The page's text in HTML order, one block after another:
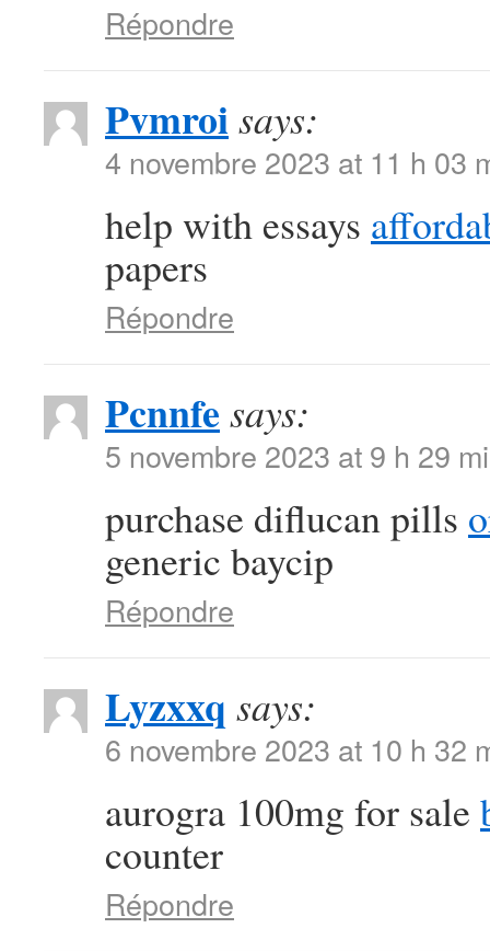
Répondre
Pvmroisays:
4 novembre 2023 at 11 h 03
help with essays
papers
Répondre
Pcnnfe says:
5 novembre 2023 at 9 h 29
purchase diflucan pills
generic baycip
Répondre
Lyzxxq says:
6 novembre 2023 at 10 h 32
aurogra 100mg for sale
counter
Répondre